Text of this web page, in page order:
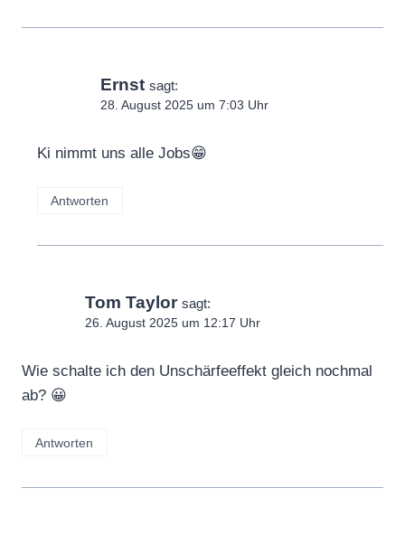
Ernst sagt:
28. August 2025 um 7:03 Uhr
Ki nimmt uns alle Jobs😁
Antworten
Tom Taylor sagt:
26. August 2025 um 12:17 Uhr
Wie schalte ich den Unschärfeeffekt gleich nochmal
ab? 😀
Antworten